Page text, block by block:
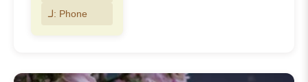
لـ: Phone
التعريف بسلسلة
📱 200+ خلفية لابوبو